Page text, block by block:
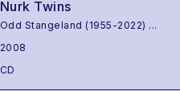
Nurk Twins
Odd Stangeland (1955-2022) ...
2008
CD